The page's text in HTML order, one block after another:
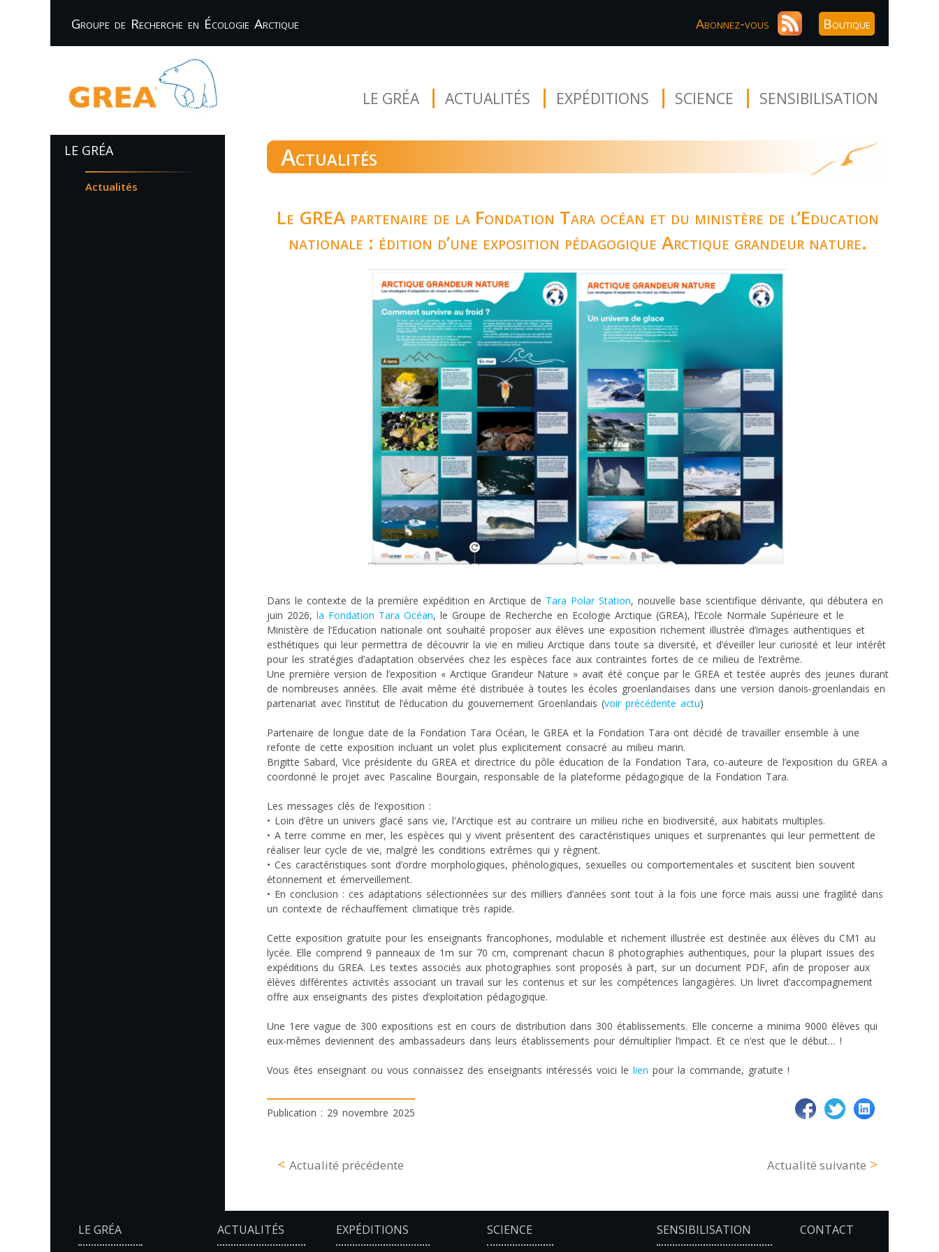
Groupe de Recherche en Écologie Arctique Abonnez-vous Boutique
LE GRÉA ACTUALITÉS EXPÉDITIONS SCIENCE SENSIBILISATION
LE GRÉA
Actualités
Actualités
Le GREA partenaire de la Fondation Tara océan et du ministère de l’Education
nationale : édition d’une exposition pédagogique Arctique grandeur nature.
Dans le contexte de la première expédition en Arctique de Tara Polar Station, nouvelle base scientifique dérivante, qui débutera en
juin 2026, la Fondation Tara Océan, le Groupe de Recherche en Ecologie Arctique (GREA), l’Ecole Normale Supérieure et le
Ministère de l’Education nationale ont souhaité proposer aux élèves une exposition richement illustrée d’images authentiques et
esthétiques qui leur permettra de découvrir la vie en milieu Arctique dans toute sa diversité, et d’éveiller leur curiosité et leur intérêt
pour les stratégies d’adaptation observées chez les espèces face aux contraintes fortes de ce milieu de l’extrême.
Une première version de l’exposition « Arctique Grandeur Nature » avait été conçue par le GREA et testée auprès des jeunes durant
de nombreuses années. Elle avait même été distribuée à toutes les écoles groenlandaises dans une version danois-groenlandais en
partenariat avec l’institut de l’éducation du gouvernement Groenlandais (voir précédente actu)
Partenaire de longue date de la Fondation Tara Océan, le GREA et la Fondation Tara ont décidé de travailler ensemble à une
refonte de cette exposition incluant un volet plus explicitement consacré au milieu marin.
Brigitte Sabard, Vice présidente du GREA et directrice du pôle éducation de la Fondation Tara, co-auteure de l’exposition du GREA a
coordonné le projet avec Pascaline Bourgain, responsable de la plateforme pédagogique de la Fondation Tara.
Les messages clés de l’exposition :
• Loin d’être un univers glacé sans vie, l'Arctique est au contraire un milieu riche en biodiversité, aux habitats multiples.
• A terre comme en mer, les espèces qui y vivent présentent des caractéristiques uniques et surprenantes qui leur permettent de
réaliser leur cycle de vie, malgré les conditions extrêmes qui y règnent.
• Ces caractéristiques sont d’ordre morphologiques, phénologiques, sexuelles ou comportementales et suscitent bien souvent
étonnement et émerveillement.
• En conclusion : ces adaptations sélectionnées sur des milliers d’années sont tout à la fois une force mais aussi une fragilité dans
un contexte de réchauffement climatique très rapide.
Cette exposition gratuite pour les enseignants francophones, modulable et richement illustrée est destinée aux élèves du CM1 au
lycée. Elle comprend 9 panneaux de 1m sur 70 cm, comprenant chacun 8 photographies authentiques, pour la plupart issues des
expéditions du GREA. Les textes associés aux photographies sont proposés à part, sur un document PDF, afin de proposer aux
élèves différentes activités associant un travail sur les contenus et sur les compétences langagières. Un livret d’accompagnement
offre aux enseignants des pistes d’exploitation pédagogique.
Une 1ere vague de 300 expositions est en cours de distribution dans 300 établissements. Elle concerne a minima 9000 élèves qui
eux-mêmes deviennent des ambassadeurs dans leurs établissements pour démultiplier l’impact. Et ce n’est que le début… !
Vous êtes enseignant ou vous connaissez des enseignants intéressés voici le lien pour la commande, gratuite !
Publication : 29 novembre 2025
Actualité précédente Actualité suivante
LE GRÉA ACTUALITÉS EXPÉDITIONS SCIENCE SENSIBILISATION CONTACT